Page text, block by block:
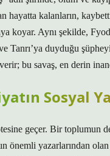
hayatta kalanların,
koyar. Aynı şekilde,
Tanrı’ya duyduğu
bu savaş, en derin
Sosyal
geçer. Bir toplumun
önemli yazarlarından